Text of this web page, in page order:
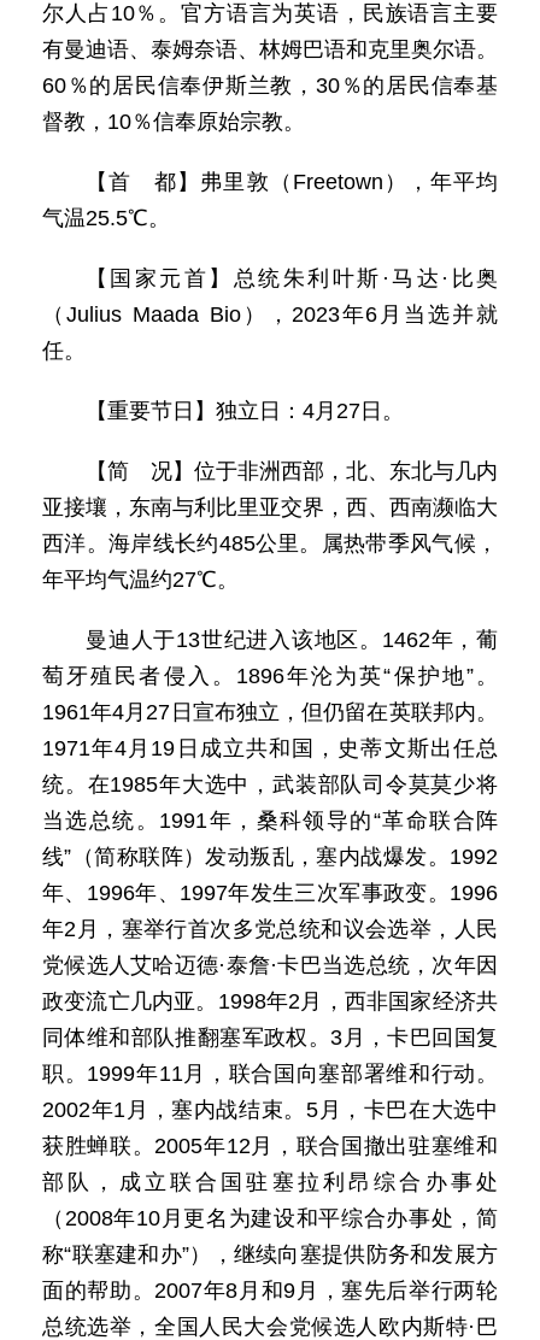
尔人占10％。官方语言为英语，民族语言主要
有曼迪语、泰姆奈语、林姆巴语和克里奥尔语。
60％的居民信奉伊斯兰教，30％的居民信奉基
督教，10％信奉原始宗教。
【首 都】弗里敦（Freetown），年平均
气温25.5℃。
【国家元首】总统朱利叶斯·马达·比奥
（Julius Maada Bio），2023年6月当选并就
任。
【重要节日】独立日：4月27日。
【简 况】位于非洲西部，北、东北与几内
亚接壤，东南与利比里亚交界，西、西南濒临大
西洋。海岸线长约485公里。属热带季风气候，
年平均气温约27℃。
曼迪人于13世纪进入该地区。1462年，葡
萄牙殖民者侵入。1896年沦为英“保护地”。
1961年4月27日宣布独立，但仍留在英联邦内。
1971年4月19日成立共和国，史蒂文斯出任总
统。在1985年大选中，武装部队司令莫莫少将
当选总统。1991年，桑科领导的“革命联合阵
线”（简称联阵）发动叛乱，塞内战爆发。1992
年、1996年、1997年发生三次军事政变。1996
年2月，塞举行首次多党总统和议会选举，人民
党候选人艾哈迈德·泰詹·卡巴当选总统，次年因
政变流亡几内亚。1998年2月，西非国家经济共
同体维和部队推翻塞军政权。3月，卡巴回国复
职。1999年11月，联合国向塞部署维和行动。
2002年1月，塞内战结束。5月，卡巴在大选中
获胜蝉联。2005年12月，联合国撤出驻塞维和
部队，成立联合国驻塞拉利昂综合办事处
（2008年10月更名为建设和平综合办事处，简
称“联塞建和办”），继续向塞提供防务和发展方
面的帮助。2007年8月和9月，塞先后举行两轮
总统选举，全国人民大会党候选人欧内斯特·巴